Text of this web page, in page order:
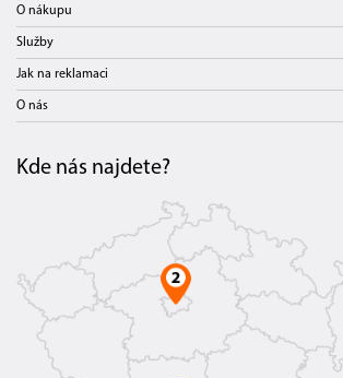
O nákupu
Služby
Jak na reklamaci
O nás
Kde nás najdete?